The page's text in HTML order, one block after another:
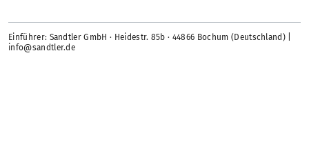
Einführer: Sandtler GmbH · Heidestr. 85b · 44866 Bochum (Deutschland) |
info@sandtler.de